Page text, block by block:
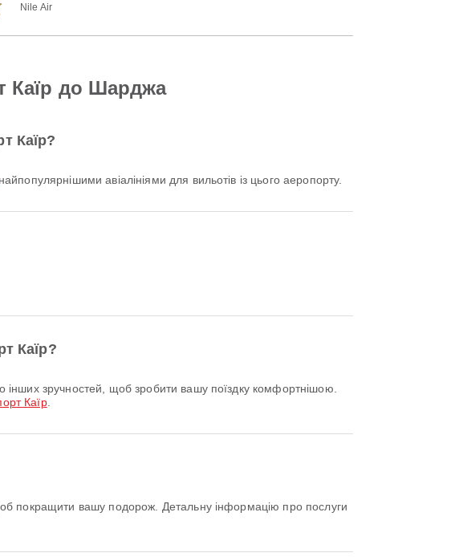
Nile Air
Каїр до Шарджа
Каїр?
найпопулярнішими авіалініями для вильотів із цього аеропорту.
Каїр?
Каїр.